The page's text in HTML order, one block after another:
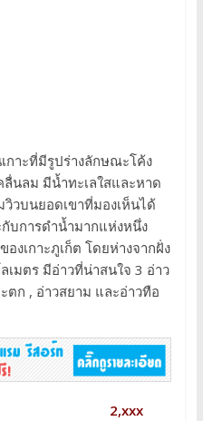
กาะที่มีรูปร่างลักษณะโค้ง
ลื่นลม มีน้ำทะเลใสและหาด
วบนยอดเขาที่มองเห็นได้
บการดำน้ำมากแห่งหนึ่ง
งเกาะภูเก็ต โดยห่างจากฝั่ง
เมตร มีอ่าวที่น่าสนใจ 3 อ่าว
ก , อ่าวสยาม และอ่าวทือ
2,xxx